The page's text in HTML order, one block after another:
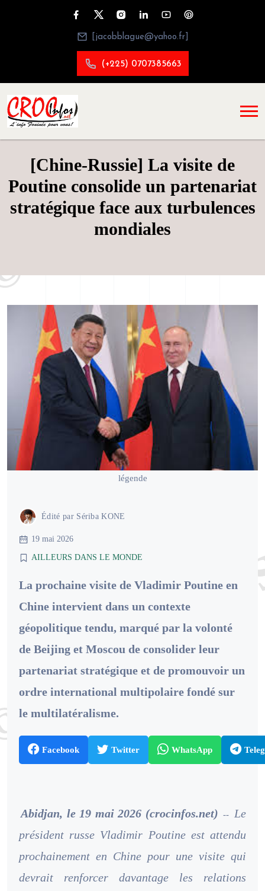
[jacobblague@yahoo.fr]
(+225) 0707385663
[Chine-Russie] La visite de
Poutine consolide un partenariat
stratégique face aux turbulences
mondiales
légende
Édité par Sériba KONE
19 mai 2026
AILLEURS DANS LE MONDE
La prochaine visite de Vladimir Poutine en
Chine intervient dans un contexte
géopolitique tendu, marqué par la volonté
de Beijing et Moscou de consolider leur
partenariat stratégique et de promouvoir un
ordre international multipolaire fondé sur
le multilatéralisme.
Facebook Twitter WhatsApp
Abidjan, le 19 mai 2026 (crocinfos.net) --
Le
président russe Vladimir Poutine est attendu
prochainement en Chine pour une visite qui
devrait renforcer davantage les relations